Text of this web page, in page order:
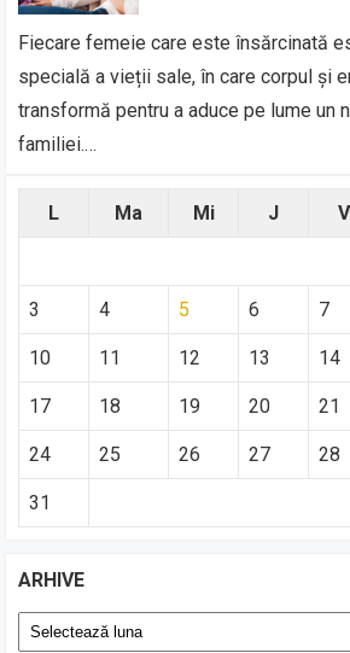
Fiecare femeie care este însărcinată
specială a vieții sale, în care corpul și
transformă pentru a aduce pe lume un
familiei.…
L Ma Mi J V
3 4 5 6 7
10 11 12 13 14
17 18 19 20 21
24 25 26 27 28
31
ARHIVE
Arhive